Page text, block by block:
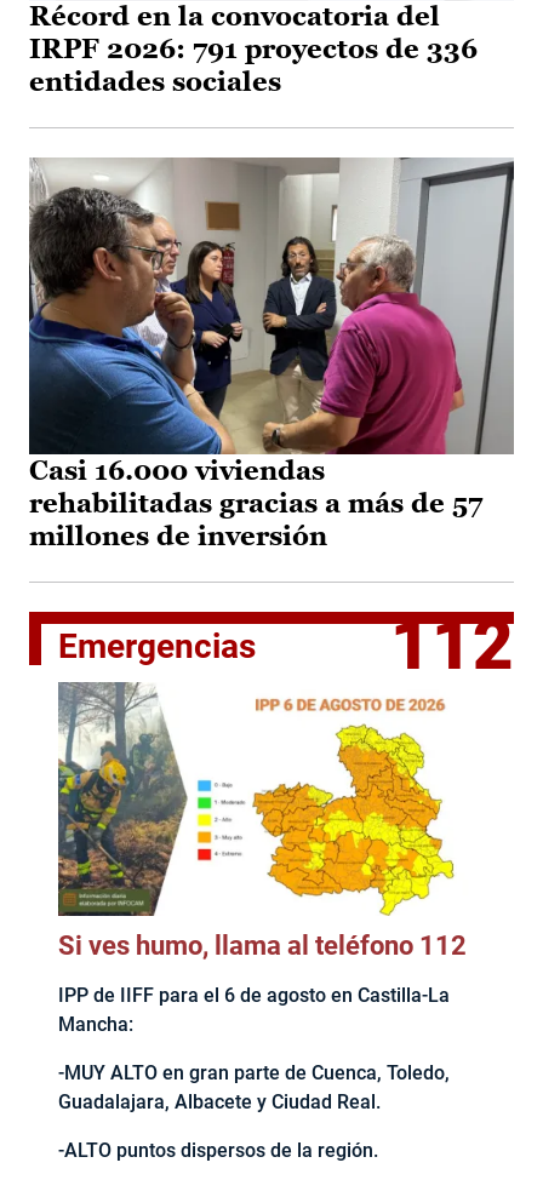
Récord en la convocatoria del
IRPF 2026: 791 proyectos de 336
entidades sociales
Casi 16.000 viviendas
rehabilitadas gracias a más de 57
millones de inversión
Emergencias 112
Si ves humo, llama al teléfono 112
IPP de IIFF para el 6 de agosto en Castilla-La
Mancha:
-MUY ALTO en gran parte de Cuenca, Toledo,
Guadalajara, Albacete y Ciudad Real.
-ALTO puntos dispersos de la región.